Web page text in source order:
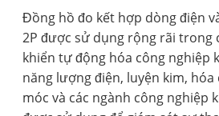
Đồng hồ đo kết hợp dòng điện
2P được sử dụng rộng rãi trong
khiển tự động hóa công nghiệp
năng lượng điện, luyện kim, hóa
móc và các ngành công nghiệp